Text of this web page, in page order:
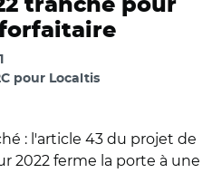
tranche pour
pour Localtis
: l'article 43 du projet de
2022 ferme la porte à une